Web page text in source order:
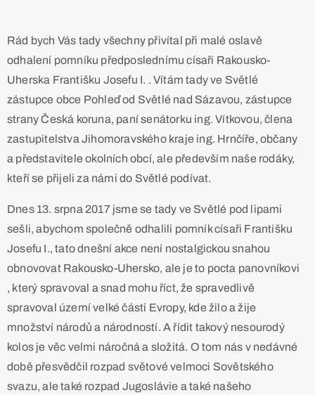
Rád bych Vás tady všechny přivítal při malé oslavě
odhalení pomníku předposlednímu císaři Rakousko-
Uherska Františku Josefu I. . Vítám tady ve Světlé
zástupce obce Pohleď od Světlé nad Sázavou, zástupce
strany Česká koruna, paní senátorku ing. Vítkovou, člena
zastupitelstva Jihomoravského kraje ing. Hrnčíře, občany
a představitele okolních obcí, ale především naše rodáky,
kteří se přijeli za námi do Světlé podívat.
Dnes 13. srpna 2017 jsme se tady ve Světlé pod lipami
sešli, abychom společně odhalili pomník císaři Františku
Josefu I., tato dnešní akce není nostalgickou snahou
obnovovat Rakousko-Uhersko, ale je to pocta panovníkovi
, který spravoval a snad mohu říct, že spravedlivě
spravoval území velké části Evropy, kde žilo a žije
množství národů a národností. A řídit takový nesourodý
kolos je věc velmi náročná a složitá. O tom nás v nedávné
době přesvědčil rozpad světové velmoci Sovětského
svazu, ale také rozpad Jugoslávie a také našeho